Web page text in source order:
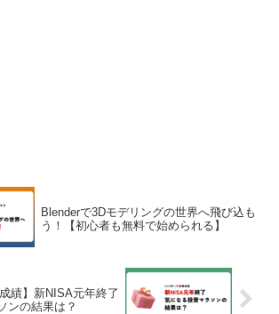
Blenderで3Dモデリングの世界へ飛び込も
う！【初心者も無料で始められる】
績】新NISA元年終了
ンの結果は？